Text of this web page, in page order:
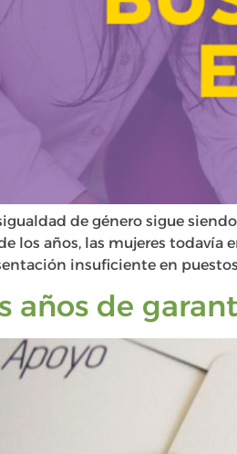
de género sigue
los años, las mujeres todavía
insuficiente en
años de